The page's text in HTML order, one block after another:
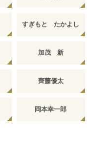
すぎもと たかよし
加茂 新
齊藤優太
岡本幸一郎